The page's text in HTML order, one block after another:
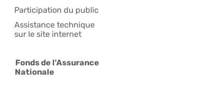
Participation du public
Assistance technique
sur le site internet
Fonds de l'Assurance
Nationale